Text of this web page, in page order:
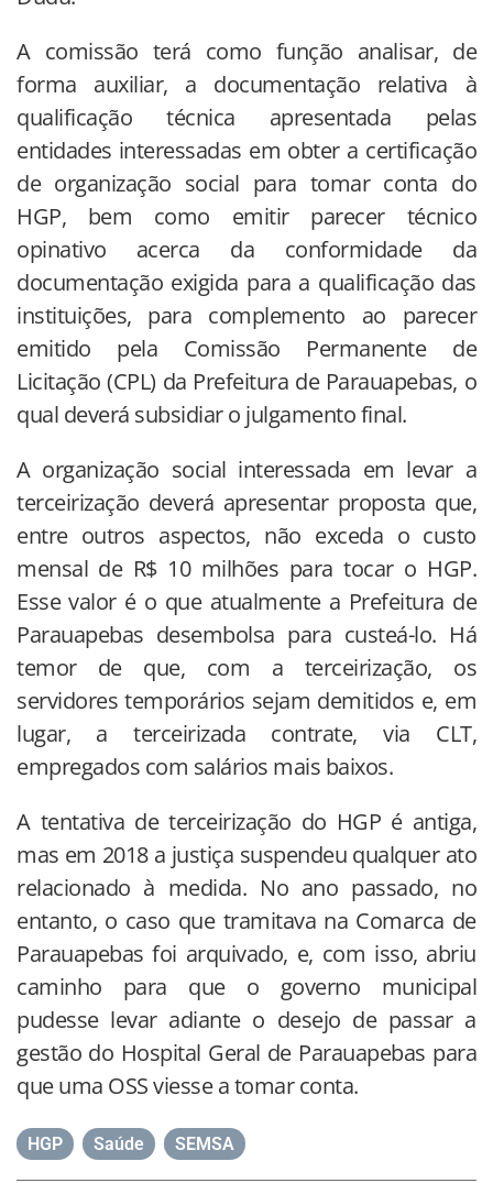
A comissão terá como função analisar, de
forma auxiliar, a documentação relativa à
qualificação técnica apresentada pelas
entidades interessadas em obter a certificação
de organização social para tomar conta do
HGP, bem como emitir parecer técnico
opinativo acerca da conformidade da
documentação exigida para a qualificação das
instituições, para complemento ao parecer
emitido pela Comissão Permanente de
Licitação (CPL) da Prefeitura de Parauapebas, o
qual deverá subsidiar o julgamento final.
A organização social interessada em levar a
terceirização deverá apresentar proposta que,
entre outros aspectos, não exceda o custo
mensal de R$ 10 milhões para tocar o HGP.
Esse valor é o que atualmente a Prefeitura de
Parauapebas desembolsa para custeá-lo. Há
temor de que, com a terceirização, os
servidores temporários sejam demitidos e, em
lugar, a terceirizada contrate, via CLT,
empregados com salários mais baixos.
A tentativa de terceirização do HGP é antiga,
mas em 2018 a justiça suspendeu qualquer ato
relacionado à medida. No ano passado, no
entanto, o caso que tramitava na Comarca de
Parauapebas foi arquivado, e, com isso, abriu
caminho para que o governo municipal
pudesse levar adiante o desejo de passar a
gestão do Hospital Geral de Parauapebas para
que uma OSS viesse a tomar conta.
HGP Saúde SEMSA